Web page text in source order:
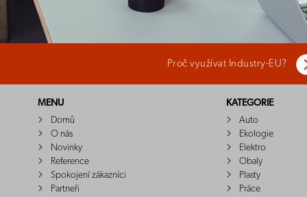
Proč využívat Industry-EU?
MENU
Domů
O nás
Novinky
Reference
Spokojení zákazníci
Partneři
KATEGORIE
Auto
Ekologie
Elektro
Obaly
Plasty
Práce